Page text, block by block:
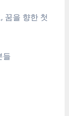
꿈을 향한 첫
들